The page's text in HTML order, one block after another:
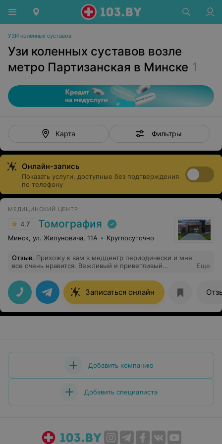
УЗИ коленных суставов
Узи коленных суставов возле
метро Партизанская в Минске 1
Карта Фильтры
Онлайн-запись
Показать услуги, доступные без подтверждения
по телефону
МЕДИЦИНСКИЙ ЦЕНТР
4.7 Томография
Минск, ул. Жилуновича, 11А Круглосуточно
Отзыв. Прихожу к вам в медцентр периодически и мне
все очень нравится. Вежливый и приветливый
специалисты. Не в первый раз обращаюсь к классному
специалисту Мацкевич Наталья Николаевна:
квалифицированная, доброжелательная, всегда
подробно отвечает на мои вопросы.
Еще
Записаться онлайн
Добавить компанию
Добавить специалиста